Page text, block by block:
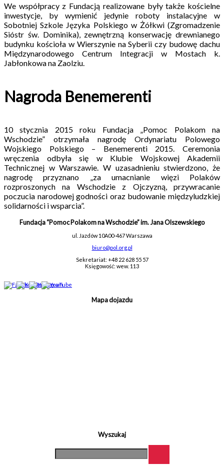
We współpracy z Fundacją realizowane były także kościelne
inwestycje, by wymienić jedynie roboty instalacyjne w
Sobotniej Szkole Języka Polskiego w Żółkwi (Zgromadzenie
Sióstr św. Dominika), zewnętrzną konserwację drewnianego
budynku kościoła w Wierszynie na Syberii czy budowę dachu
Międzynarodowego Centrum Integracji w Mostach k.
Jabłonkowa na Zaolziu.
Nagroda Benemerenti
10 stycznia 2015 roku Fundacja „Pomoc Polakom na
Wschodzie” otrzymała nagrodę Ordynariatu Polowego
Wojskiego Polskiego – Benemerenti 2015. Ceremonia
wręczenia odbyła się w Klubie Wojskowej Akademii
Technicznej w Warszawie. W uzasadnieniu stwierdzono, że
nagrodę przyznano „za umacnianie więzi Polaków
rozproszonych na Wschodzie z Ojczyzną, przywracanie
poczucia narodowej godności oraz budowanie międzyludzkiej
solidarności i wsparcia”.
Fundacja “Pomoc Polakom na Wschodzie” im. Jana Olszewskiego
ul. Jazdów 10A00-467 Warszawa
biuro@pol.org.pl
Sekretariat: +48 22 628 55 57
Księgowość: wew. 113
Mapa dojazdu
Wyszukaj